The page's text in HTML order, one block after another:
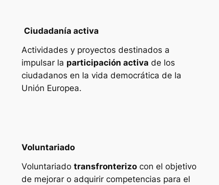
Ciudadanía activa
Actividades y proyectos destinados a
impulsar la participación activa de los
ciudadanos en la vida democrática de la
Unión Europea.
Voluntariado
Voluntariado transfronterizocon el objetivo
de mejorar o adquirir competencias para el